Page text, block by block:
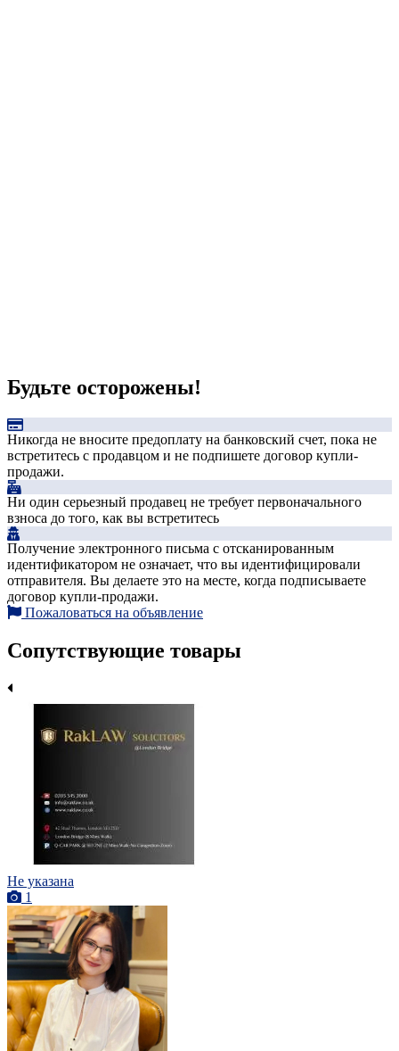
Будьте осторожены!
Никогда не вносите предоплату на банковский счет, пока не
встретитесь с продавцом и не подпишете договор купли-
продажи.
Ни один серьезный продавец не требует первоначального
взноса до того, как вы встретитесь
Получение электронного письма с отсканированным
идентификатором не означает, что вы идентифицировали
отправителя. Вы делаете это на месте, когда подписываете
договор купли-продажи.
Пожаловаться на объявление
Сопутствующие товары
Не указана
1